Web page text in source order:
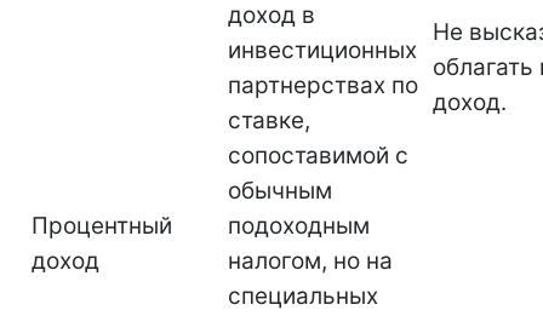
Процентный
доход
доход в
инвестиционных
партнерствах по
ставке,
сопоставимой с
обычным
подоходным
налогом, но на
специальных
Не
доход.